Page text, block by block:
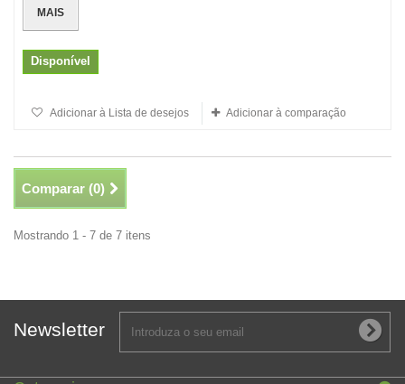
MAIS
Disponível
Adicionar à Lista de desejos Adicionar à comparação
Comparar (0)
Mostrando 1 - 7 de 7 itens
Newsletter